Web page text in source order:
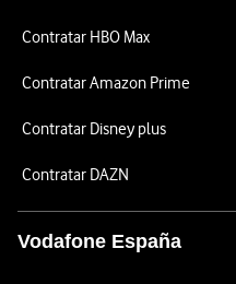
Contratar HBO Max
Contratar Amazon Prime
Contratar Disney plus
Contratar DAZN
Vodafone España